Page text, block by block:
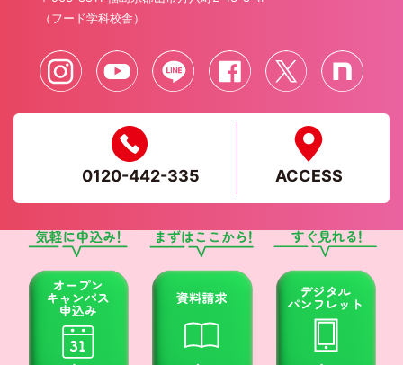
（フード学科校舎）
0120-442-335 ACCESS